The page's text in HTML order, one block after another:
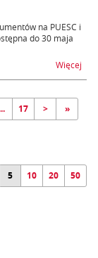
na PUESC i
do 30 maja
Więcej
17 > »
5 10 20 50